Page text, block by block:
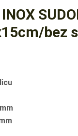
bez